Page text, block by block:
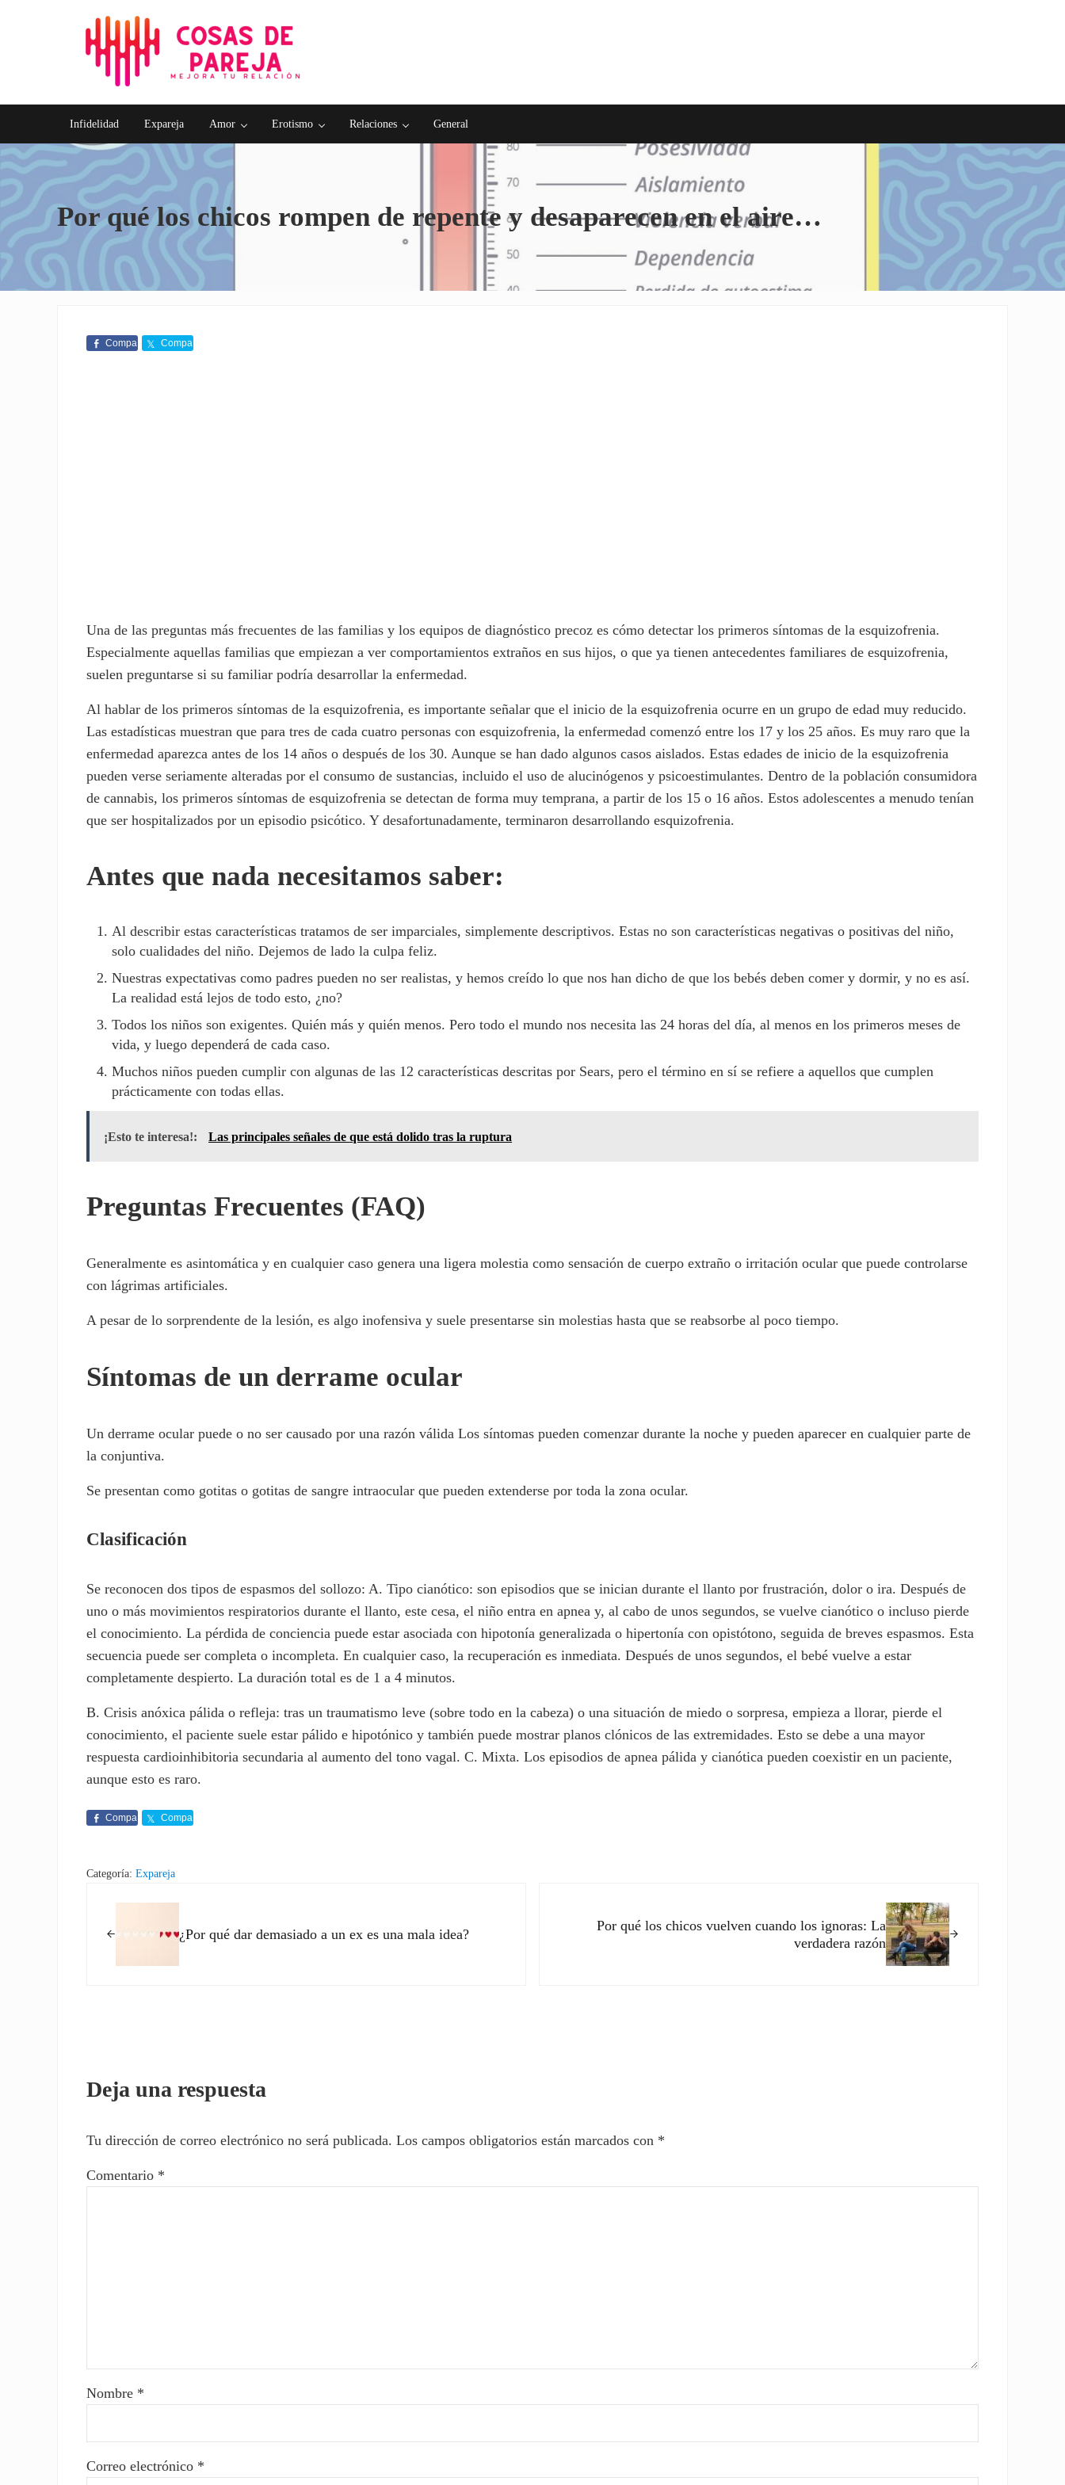
Cosas de Pareja
Infidelidad
Expareja Amor Erotismo Relaciones General
Por qué los chicos rompen de repente y desaparecen en el aire…
Compa
Compa
Una de las preguntas más frecuentes de las familias y los equipos de diagnóstico precoz es cómo detectar los primeros síntomas de la esquizofrenia.
Especialmente aquellas familias que empiezan a ver comportamientos extraños en sus hijos, o que ya tienen antecedentes familiares de esquizofrenia,
suelen preguntarse si su familiar podría desarrollar la enfermedad.
Al hablar de los primeros síntomas de la esquizofrenia, es importante señalar que el inicio de la esquizofrenia ocurre en un grupo de edad muy reducido.
Las estadísticas muestran que para tres de cada cuatro personas con esquizofrenia, la enfermedad comenzó entre los 17 y los 25 años. Es muy raro que la
enfermedad aparezca antes de los 14 años o después de los 30. Aunque se han dado algunos casos aislados. Estas edades de inicio de la esquizofrenia
pueden verse seriamente alteradas por el consumo de sustancias, incluido el uso de alucinógenos y psicoestimulantes. Dentro de la población consumidora
de cannabis, los primeros síntomas de esquizofrenia se detectan de forma muy temprana, a partir de los 15 o 16 años. Estos adolescentes a menudo tenían
que ser hospitalizados por un episodio psicótico. Y desafortunadamente, terminaron desarrollando esquizofrenia.
Antes que nada necesitamos saber:
Al describir estas características tratamos de ser imparciales, simplemente descriptivos. Estas no son características negativas o positivas del niño,
solo cualidades del niño. Dejemos de lado la culpa feliz.
Nuestras expectativas como padres pueden no ser realistas, y hemos creído lo que nos han dicho de que los bebés deben comer y dormir, y no es así.
La realidad está lejos de todo esto, ¿no?
Todos los niños son exigentes. Quién más y quién menos. Pero todo el mundo nos necesita las 24 horas del día, al menos en los primeros meses de
vida, y luego dependerá de cada caso.
Muchos niños pueden cumplir con algunas de las 12 características descritas por Sears, pero el término en sí se refiere a aquellos que cumplen
prácticamente con todas ellas.
¡Esto te interesa!: Las principales señales de que está dolido tras la ruptura
Preguntas Frecuentes (FAQ)
Generalmente es asintomática y en cualquier caso genera una ligera molestia como sensación de cuerpo extraño o irritación ocular que puede controlarse
con lágrimas artificiales.
A pesar de lo sorprendente de la lesión, es algo inofensiva y suele presentarse sin molestias hasta que se reabsorbe al poco tiempo.
Síntomas de un derrame ocular
Un derrame ocular puede o no ser causado por una razón válida Los síntomas pueden comenzar durante la noche y pueden aparecer en cualquier parte de
la conjuntiva.
Se presentan como gotitas o gotitas de sangre intraocular que pueden extenderse por toda la zona ocular.
Clasificación
Se reconocen dos tipos de espasmos del sollozo: A. Tipo cianótico: son episodios que se inician durante el llanto por frustración, dolor o ira. Después de
uno o más movimientos respiratorios durante el llanto, este cesa, el niño entra en apnea y, al cabo de unos segundos, se vuelve cianótico o incluso pierde
el conocimiento. La pérdida de conciencia puede estar asociada con hipotonía generalizada o hipertonía con opistótono, seguida de breves espasmos. Esta
secuencia puede ser completa o incompleta. En cualquier caso, la recuperación es inmediata. Después de unos segundos, el bebé vuelve a estar
completamente despierto. La duración total es de 1 a 4 minutos.
B. Crisis anóxica pálida o refleja: tras un traumatismo leve (sobre todo en la cabeza) o una situación de miedo o sorpresa, empieza a llorar, pierde el
conocimiento, el paciente suele estar pálido e hipotónico y también puede mostrar planos clónicos de las extremidades. Esto se debe a una mayor
respuesta cardioinhibitoria secundaria al aumento del tono vagal. C. Mixta. Los episodios de apnea pálida y cianótica pueden coexistir en un paciente,
aunque esto es raro.
Compa
Compa
Categoría:Expareja
¿Por qué dar demasiado a un ex es una mala idea?
Por qué los chicos vuelven cuando los ignoras: La
verdadera razón
Deja una respuesta
Tu dirección de correo electrónico no será publicada. Los campos obligatorios están marcados con *
Comentario *
Nombre *
Correo electrónico *